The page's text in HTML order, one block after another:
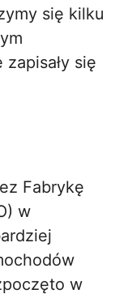
się kilku
się
Fabrykę
w
w